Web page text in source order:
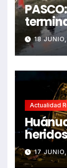
sin
18
Actualidad
que
17